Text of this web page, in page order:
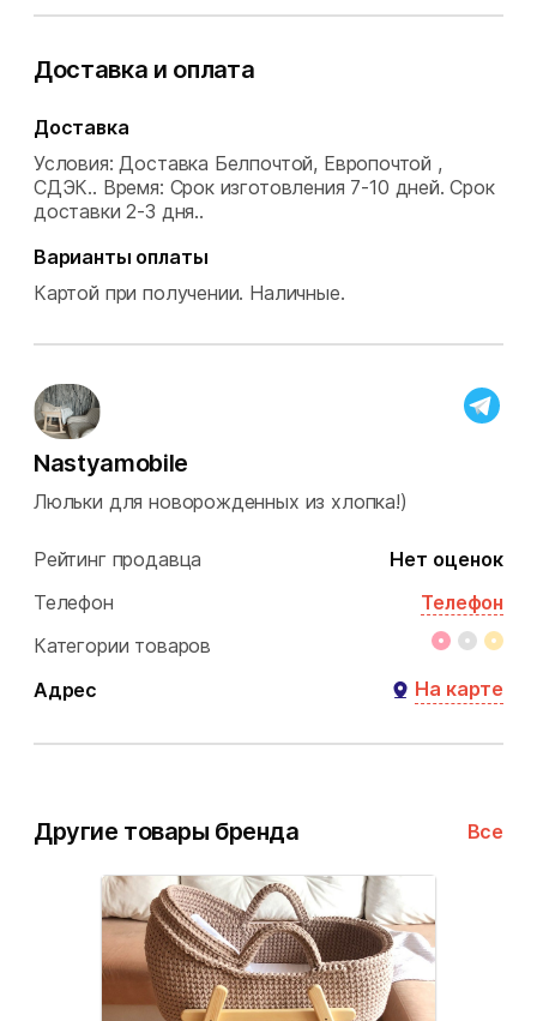
Доставка и оплата
Доставка
Условия: Доставка Белпочтой, Европочтой ,
СДЭК.. Время: Срок изготовления 7-10 дней. Срок
доставки 2-3 дня..
Варианты оплаты
Картой при получении. Наличные.
Nastyamobile
Люльки для новорожденных из хлопка!)
Рейтинг продавца
Нет оценок
Телефон
Телефон
Категории товаров
Адрес
На карте
Другие товары бренда Все